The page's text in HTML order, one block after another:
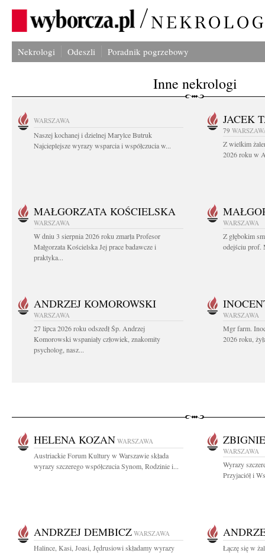
Nekrologi Odeszli Poradnik pogrzebowy
Inne nekrologi
WARSZAWA
Naszej kochanej i dzielnej Marylce Butruk
Najcieplejsze wyrazy wsparcia i współczucia w...
JACEK
79
Z wielkim
2026 roku w
MAŁGORZATA KOŚCIELSKA
WARSZAWA
W dniu 3 sierpnia 2026 roku zmarła Profesor
Małgorzata Kościelska Jej prace badawcze i
praktyka...
WARSZAWA
Z głębokim
odejściu prof.
ANDRZEJ KOMOROWSKI
WARSZAWA
27 lipca 2026 roku odszedł Śp. Andrzej
Komorowski wspaniały człowiek, znakomity
psycholog, nasz...
WARSZAWA
Mgr farm.
2026 roku,
HELENA KOZAN WARSZAWA
Austriackie Forum Kultury w Warszawie składa
wyrazy szczerego współczucia Synom, Rodzinie i...
WARSZAWA
Wyrazy
Przyjaciół i
ANDRZEJ DEMBICZ WARSZAWA
Halince, Kasi, Joasi, Jędrusiowi składamy wyrazy
Łączę się w